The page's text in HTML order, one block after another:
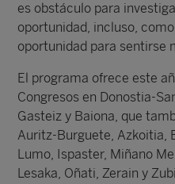
es obstáculo para
oportunidad, incluso,
oportunidad para sentirse
El programa ofrece este
Congresos en Donostia-
Gasteiz y Baiona, que
Auritz-Burguete, Azkoitia,
Lumo, Ispaster, Miñano
Lesaka, Oñati, Zerain y